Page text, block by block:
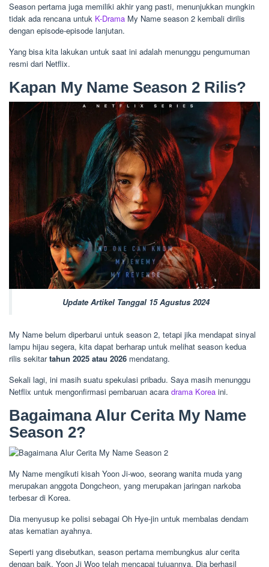
Season pertama juga memiliki akhir yang pasti, menunjukkan mungkin
tidak ada rencana untuk K-Drama My Name season 2 kembali dirilis
dengan episode-episode lanjutan.
Yang bisa kita lakukan untuk saat ini adalah menunggu pengumuman
resmi dari Netflix.
Kapan My Name Season 2 Rilis?
Update Artikel Tanggal 15 Agustus 2024
My Name belum diperbarui untuk season 2, tetapi jika mendapat sinyal
lampu hijau segera, kita dapat berharap untuk melihat season kedua
rilis sekitartahun 2025 atau 2026 mendatang.
Sekali lagi, ini masih suatu spekulasi pribadu. Saya masih menunggu
Netflix untuk mengonfirmasi pembaruan acara drama Korea ini.
Bagaimana Alur Cerita My Name
Season 2?
My Name mengikuti kisah Yoon Ji-woo, seorang wanita muda yang
merupakan anggota Dongcheon, yang merupakan jaringan narkoba
terbesar di Korea.
Dia menyusup ke polisi sebagai Oh Hye-jin untuk membalas dendam
atas kematian ayahnya.
Seperti yang disebutkan, season pertama membungkus alur cerita
dengan baik. Yoon Ji Woo telah mencapai tujuannya. Dia berhasil